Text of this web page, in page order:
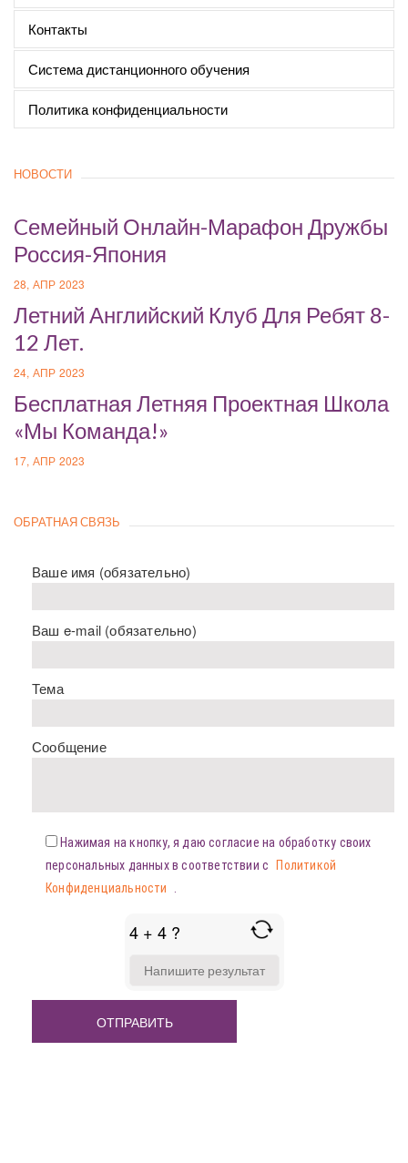
Контакты
Система дистанционного обучения
Политика конфиденциальности
НОВОСТИ
Cемейный Онлайн-Марафон Дружбы
Россия-Япония
28, АПР 2023
Летний Английский Клуб Для Ребят 8-
12 Лет.
24, АПР 2023
Бесплатная Летняя Проектная Школа
«Мы Команда!»
17, АПР 2023
ОБРАТНАЯ СВЯЗЬ
Ваше имя (обязательно)
Ваш e-mail (обязательно)
Тема
Сообщение
Нажимая на кнопку, я даю согласие на обработку своих
персональных данных в соответствии с
Политикой
Конфиденциальности
4 + 4 ?
FOR
+